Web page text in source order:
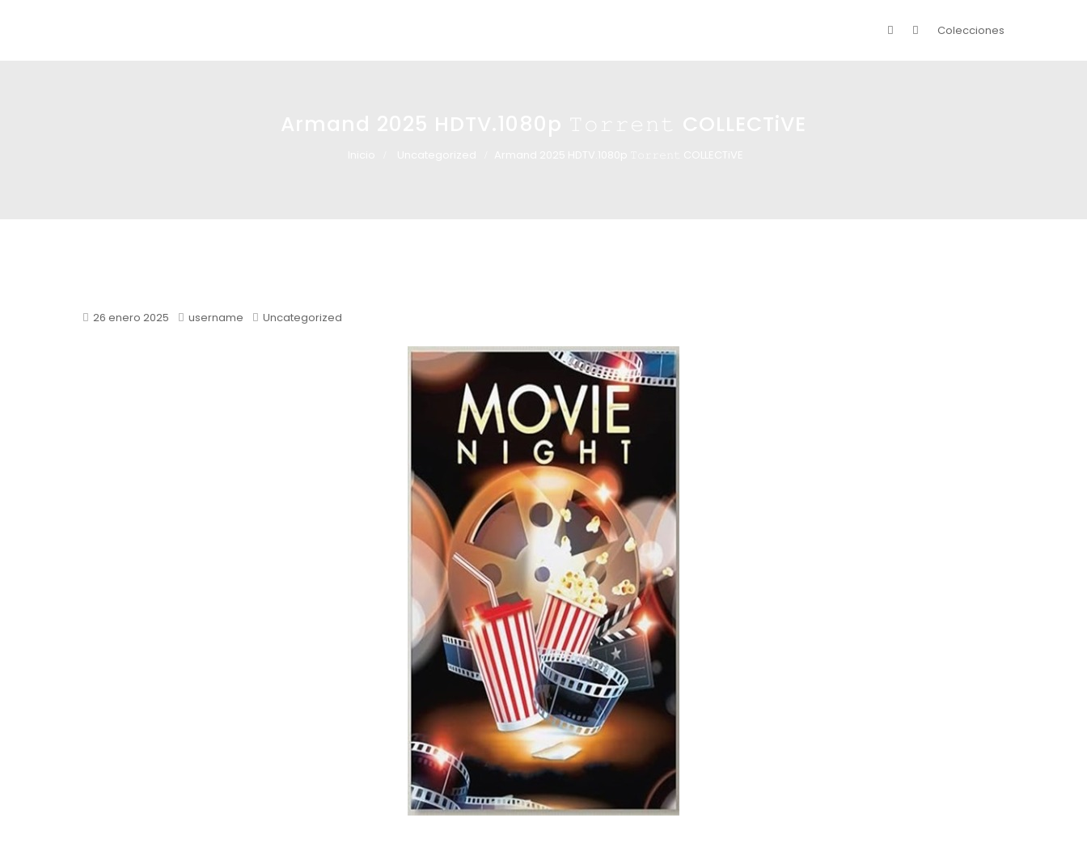
Colecciones
26 enero 2025 username Uncategorized